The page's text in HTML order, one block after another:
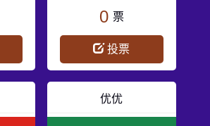
0 票
投票
优优